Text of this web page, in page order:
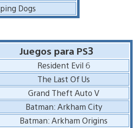
Dogs
Juegos para PS3
Resident Evil 6
The Last Of Us
Grand Theft Auto V
Batman: Arkham City
Batman: Arkham Origins